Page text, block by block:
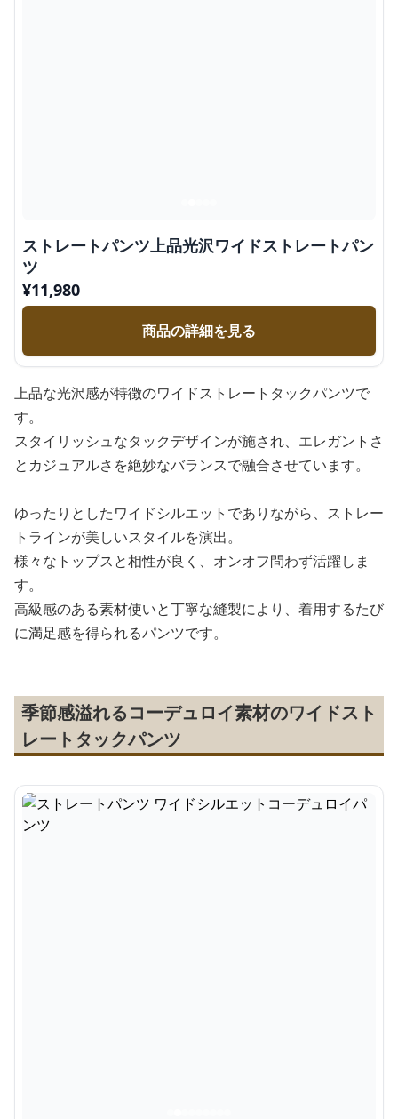
ストレートパンツ上品光沢ワイドストレートパン
ツ
¥11,980
商品の詳細を見る
上品な光沢感が特徴のワイドストレートタックパンツで
す。
スタイリッシュなタックデザインが施され、エレガントさ
とカジュアルさを絶妙なバランスで融合させています。
ゆったりとしたワイドシルエットでありながら、ストレー
トラインが美しいスタイルを演出。
様々なトップスと相性が良く、オンオフ問わず活躍しま
す。
高級感のある素材使いと丁寧な縫製により、着用するたび
に満足感を得られるパンツです。
季節感溢れるコーデュロイ素材のワイドスト
レートタックパンツ